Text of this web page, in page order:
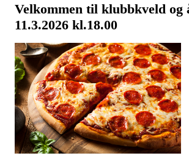
Velkommen til klubbkveld og
11.3.2026 kl.18.00